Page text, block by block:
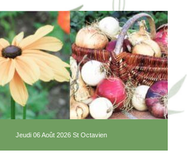
Jeudi 06 Août 2026 St Octavien